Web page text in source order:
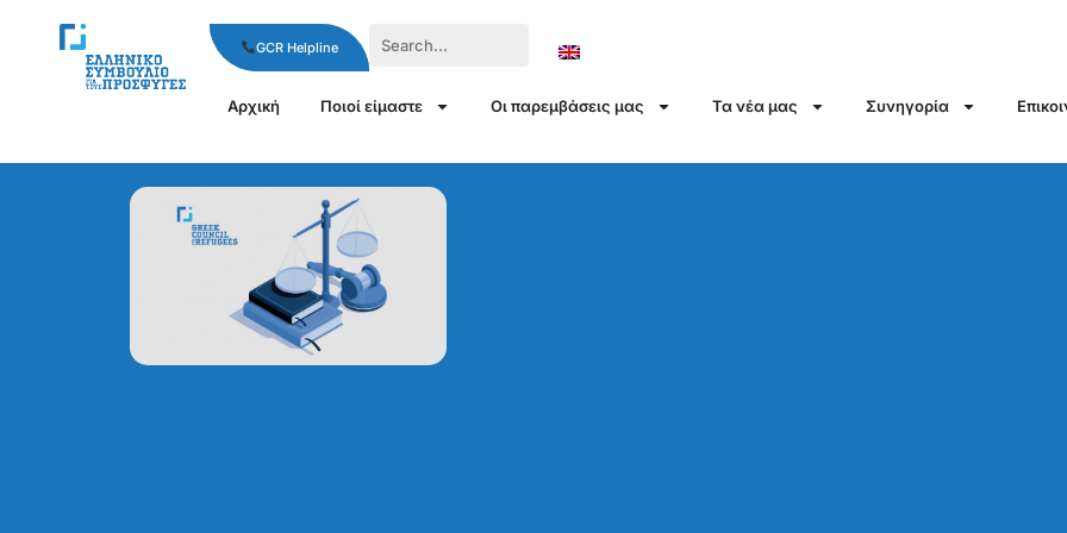
GCR Helpline
Αρχική Ποιοί είμαστε Οι παρεμβάσεις μας Τα νέα μας Συνηγορία